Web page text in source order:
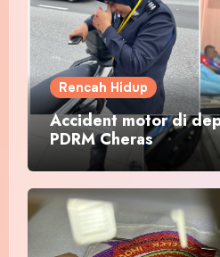
Rencah Hidup
Accident motor di
PDRM Cheras